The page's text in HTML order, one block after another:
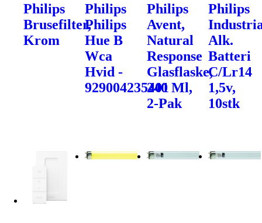
Philips
Brusefilter,
Krom
Philips
Philips
Hue B
Wca
Hvid -
929004235401
Philips
Avent,
Natural
Response
Glasflaske,
240 Ml,
2-Pak
Philips
Alk.
Batteri
C/Lr14
1,5v,
10stk